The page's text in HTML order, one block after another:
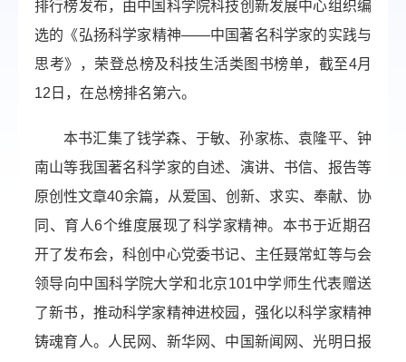
排行榜发布，由中国科学院科技创新发展中心组织编
选的《弘扬科学家精神——中国著名科学家的实践与
思考》，荣登总榜及科技生活类图书榜单，截至4月
12日，在总榜排名第六。
本书汇集了钱学森、于敏、孙家栋、袁隆平、钟
南山等我国著名科学家的自述、演讲、书信、报告等
原创性文章40余篇，从爱国、创新、求实、奉献、协
同、育人6个维度展现了科学家精神。本书于近期召
开了发布会，科创中心党委书记、主任聂常虹等与会
领导向中国科学院大学和北京101中学师生代表赠送
了新书，推动科学家精神进校园，强化以科学家精神
铸魂育人。人民网、新华网、中国新闻网、光明日报